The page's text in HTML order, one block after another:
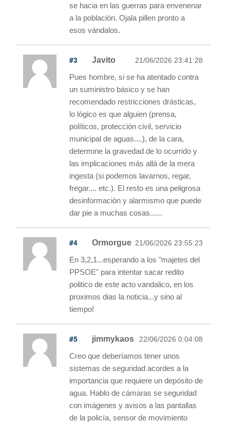
se hacia en las guerras para envenenar
a la población. Ojala pillen pronto a
esos vándalos.
#3 Javito 21/06/2026 23:41:28
Pues hombre, si se ha atentado contra
un suministro básico y se han
recomendado restricciones drásticas,
lo lógico es que alguien (prensa,
políticos, protección civil, servicio
municipal de aguas....), de la cara,
determine la gravedad de lo ocurrido y
las implicaciones más allá de la mera
ingesta (si podemos lavarnos, regar,
fregar.... etc.). El resto es una peligrosa
desinformación y alarmismo que puede
dar pie a muchas cosas......
#4 Ormorgue 21/06/2026 23:55:23
En 3,2,1...esperando a los "majetes del
PPSOE" para intentar sacar redito
politico de este acto vandalico, en los
proximos dias la noticia...y sino al
tiempo!
#5 jimmykaos 22/06/2026 0:04:08
Creo que deberíamos tener unos
sistemas de seguridad acordes a la
importancia que requiere un depósito de
agua. Hablo de cámaras se seguridad
con imágenes y avisos a las pantallas
de la policía, sensor de movimiento